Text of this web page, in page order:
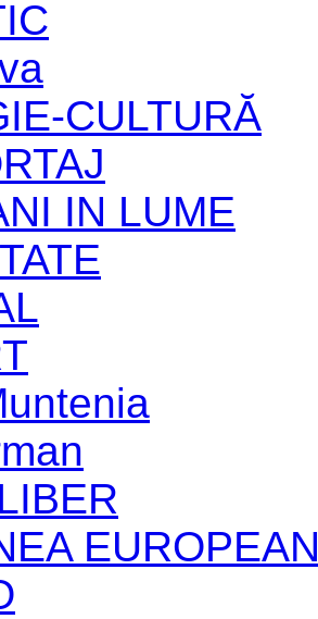
CULTURĂ
IN LUME